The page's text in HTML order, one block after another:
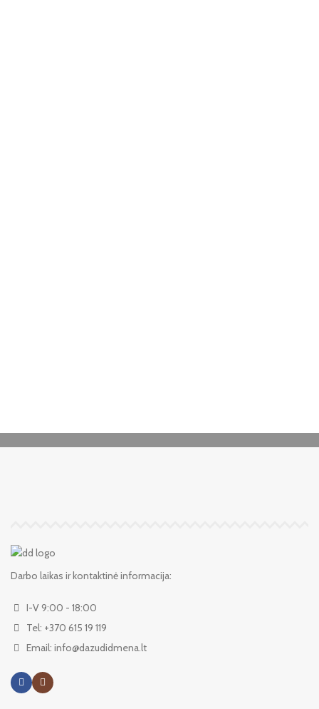
Darbo laikas ir kontaktinė informacija:
I-V 9:00 - 18:00
Tel: +370 615 19 119
Email: info@dazudidmena.lt